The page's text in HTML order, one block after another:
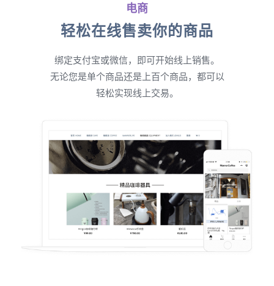
电商
轻松在线售卖你的商品
绑定支付宝或微信，即可开始线上销售。
无论您是单个商品还是上百个商品，都可以
轻松实现线上交易。